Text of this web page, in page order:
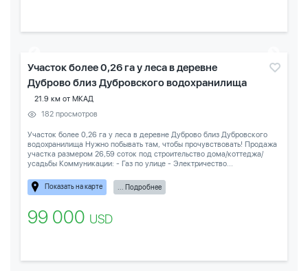
Участок более 0,26 га у леса в деревне
Дуброво близ Дубровского водохранилища
21.9 км от МКАД
182 просмотров
Участок более 0,26 га у леса в деревне Дуброво близ Дубровского
водохранилища Нужно побывать там, чтобы прочувствовать! Продажа
участка размером 26,59 соток под строительство дома/коттеджа/
усадьбы Коммуникации: - Газ по улице - Электричество...
Показать на карте ... Подробнее
99 000 USD